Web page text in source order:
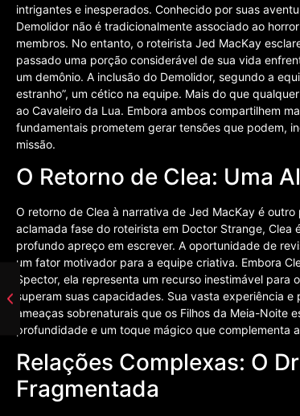
intrigantes e inesperados. Conhecido por suas
Demolidor não é tradicionalmente associado ao
membros. No entanto, o roteirista Jed MacKay
passado uma porção considerável de sua vida
um demônio. A inclusão do Demolidor, segundo a
estranho”, um cético na equipe. Mais do que
ao Cavaleiro da Lua. Embora ambos compartilhem
fundamentais prometem gerar tensões que podem,
missão.
O Retorno de Clea: Uma
O retorno de Clea à narrativa de Jed MacKay é
aclamada fase do roteirista em Doctor Strange,
profundo apreço em escrever. A oportunidade de
um fator motivador para a equipe criativa. Embora
Spector, ela representa um recurso inestimável
superam suas capacidades. Sua vasta experiência
ameaças sobrenaturais que os Filhos da Meia-
profundidade e um toque mágico que complementa
Relações Complexas: O
Fragmentada